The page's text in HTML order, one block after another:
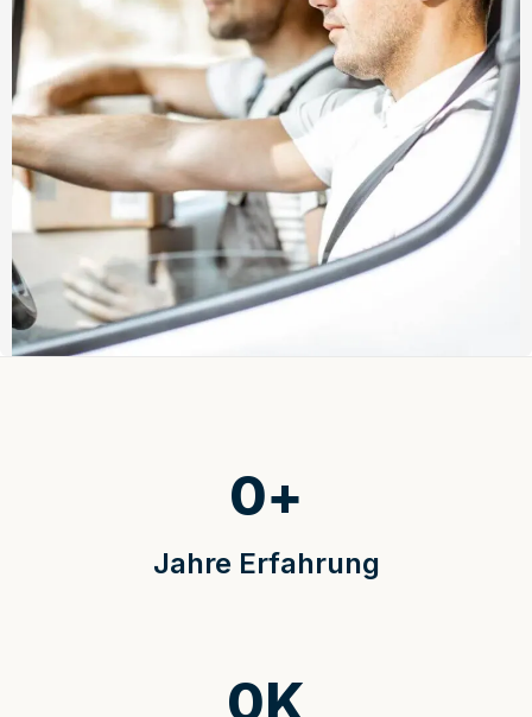
Jahre Erfahrung
0+
0K